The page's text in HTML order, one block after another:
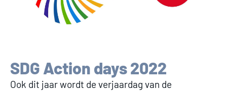
SDG Action days 2022
Ook dit jaar wordt de verjaardag van de